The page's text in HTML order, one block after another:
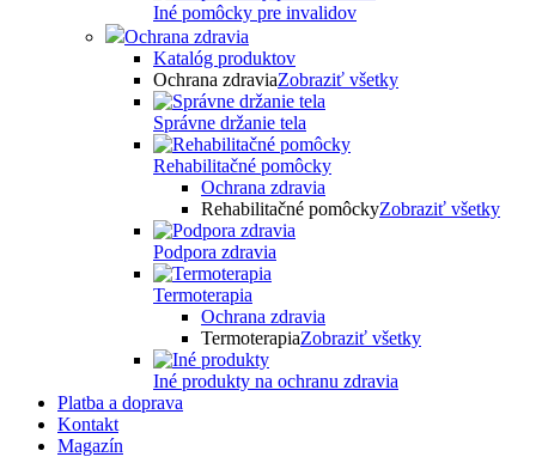
Iné pomôcky pre invalidov
Ochrana zdravia
Katalóg produktov
Ochrana zdraviaZobraziť všetky
Správne držanie tela
Rehabilitačné pomôcky
Ochrana zdravia
Rehabilitačné pomôckyZobraziť všetky
Podpora zdravia
Termoterapia
Ochrana zdravia
TermoterapiaZobraziť všetky
Iné produkty na ochranu zdravia
Platba a doprava
Kontakt
Magazín